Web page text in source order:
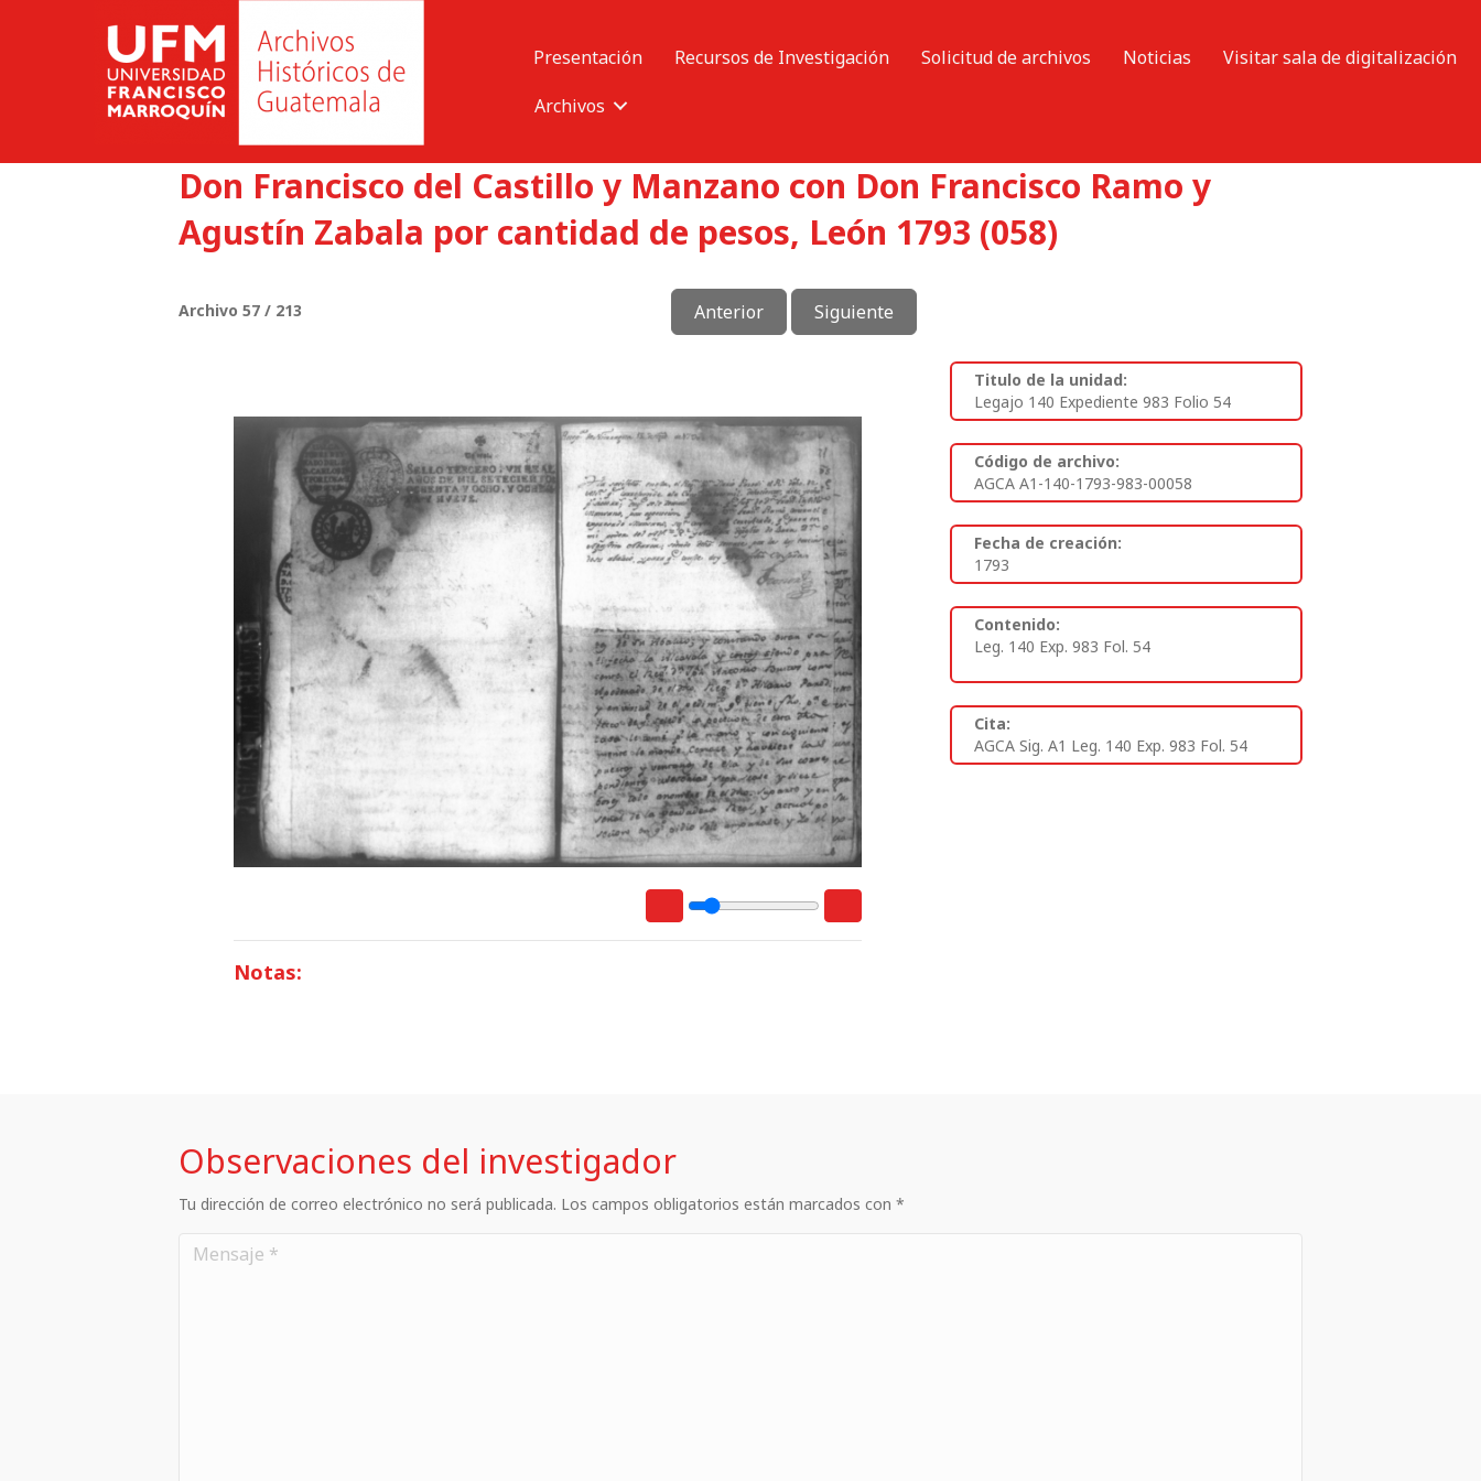
Presentación Recursos de Investigación Solicitud de archivos Noticias
Visitar sala de digitalización
Archivos
Don Francisco del Castillo y Manzano con Don Francisco Ramo y
Agustín Zabala por cantidad de pesos, León 1793 (058)
Archivo 57 / 213 Anterior Siguiente
Notas:
Titulo de la unidad:
Legajo 140 Expediente 983 Folio 54
Código de archivo:
AGCA A1-140-1793-983-00058
Fecha de creación:
1793
Contenido:
Leg. 140 Exp. 983 Fol. 54
Cita:
AGCA Sig. A1 Leg. 140 Exp. 983 Fol. 54
Observaciones del investigador
Tu dirección de correo electrónico no será publicada. Los campos obligatorios están marcados con *